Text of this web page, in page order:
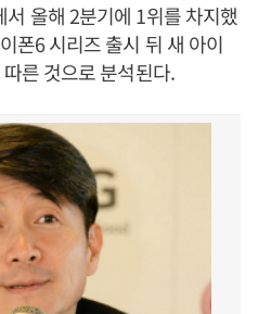
올해 2분기에 1위를 차지했
폰6 시리즈 출시 뒤 새 아이
른 것으로 분석된다.